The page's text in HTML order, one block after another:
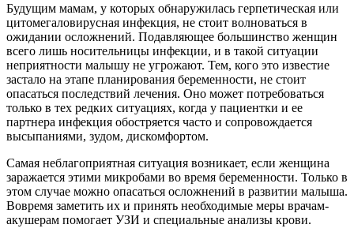
Будущим мамам, у которых обнаружилась герпетическая или
цитомегаловирусная инфекция, не стоит волноваться в
ожидании осложнений. Подавляющее большинство женщин
всего лишь носительницы инфекции, и в такой ситуации
неприятности малышу не угрожают. Тем, кого это известие
застало на этапе планирования беременности, не стоит
опасаться последствий лечения. Оно может потребоваться
только в тех редких ситуациях, когда у пациентки и ее
партнера инфекция обостряется часто и сопровождается
высыпаниями, зудом, дискомфортом.
Самая неблагоприятная ситуация возникает, если женщина
заражается этими микробами во время беременности. Только в
этом случае можно опасаться осложнений в развитии малыша.
Вовремя заметить их и принять необходимые меры врачам-
акушерам помогает УЗИ и специальные анализы крови.